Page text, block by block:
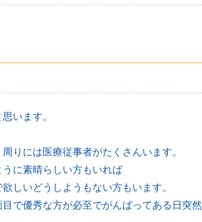
います。
りには医療従事者がたくさんいます。
に素晴らしい方もいれば
しいどうしようもない方もいます。
で優秀な方が必至でがんばってある日突